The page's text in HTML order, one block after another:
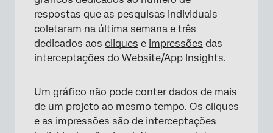
respostas que as pesquisas individuais
coletaram na última semana e três
dedicados aos cliques e impressões das
interceptações do Website/App Insights.
Um gráfico não pode conter dados de mais
de um projeto ao mesmo tempo. Os cliques
e as impressões são de interceptações